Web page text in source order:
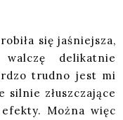
się jaśniejsza,
delikatnie
trudno jest mi
złuszczające
Można więc